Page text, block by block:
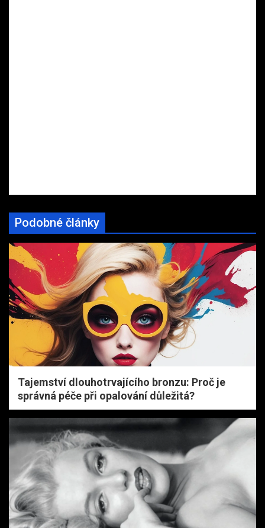
Podobné články
Tajemství dlouhotrvajícího bronzu: Proč je
správná péče při opalování důležitá?